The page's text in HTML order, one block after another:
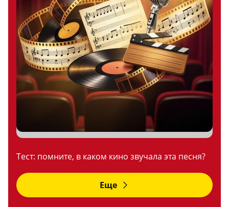
Тест: помните, в каком кино звучала эта песня?
Еще